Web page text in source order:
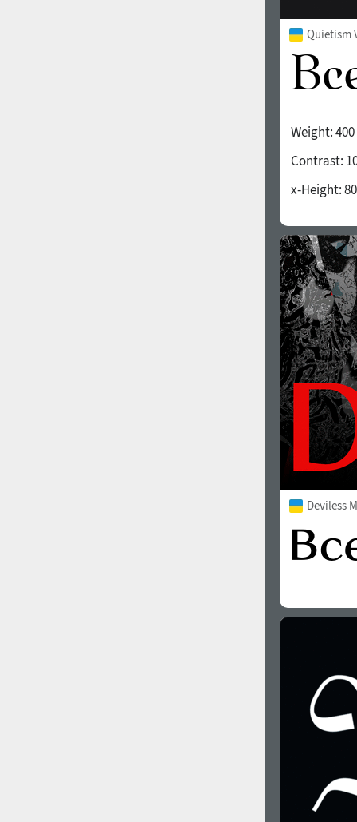
Quietism
Weight:400
Contrast:
x-Height:80
Deviless